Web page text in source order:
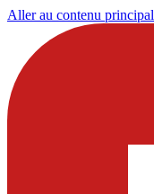
Aller au contenu principal